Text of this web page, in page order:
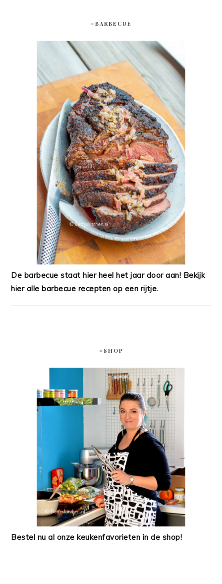
#BARBECUE
De barbecue staat hier heel het jaar door aan! Bekijk
hier alle barbecue recepten op een rijtje.
#SHOP
Bestel nu al onze keukenfavorieten in de shop!